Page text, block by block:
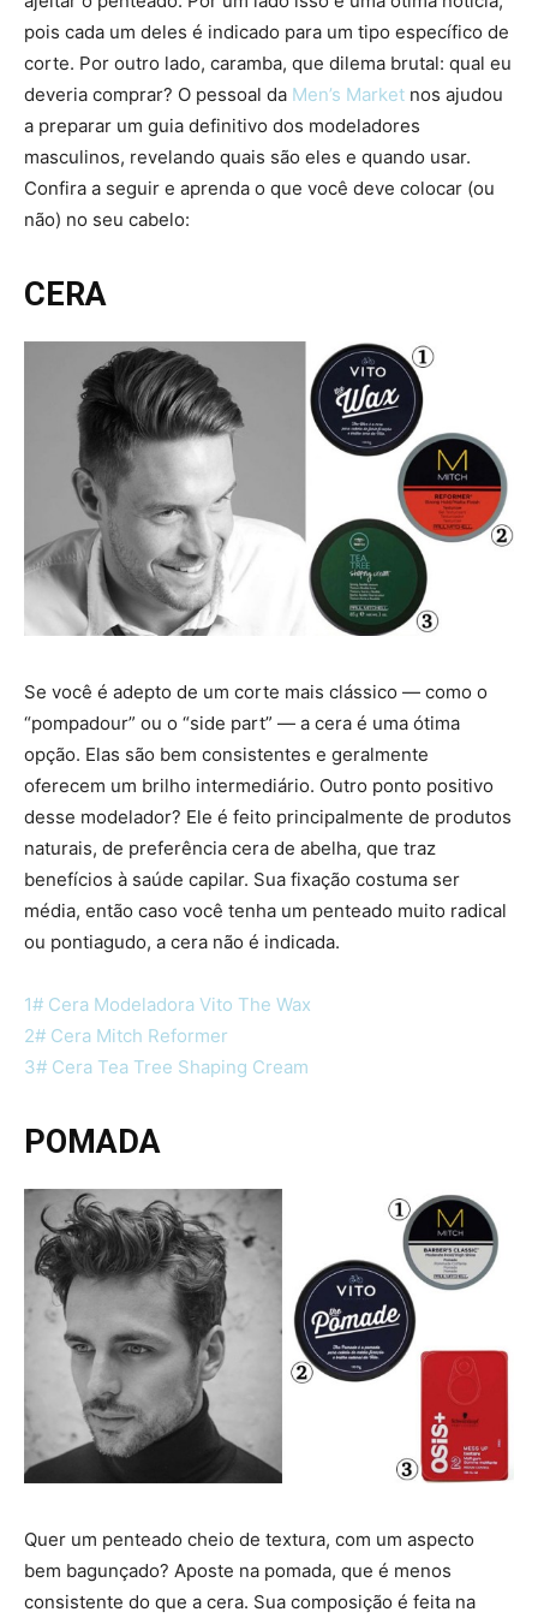
pois cada um deles é indicado para um tipo específico de
corte. Por outro lado, caramba, que dilema brutal: qual eu
deveria comprar? O pessoal da Men’s Market nos ajudou
a preparar um guia definitivo dos modeladores
masculinos, revelando quais são eles e quando usar.
Confira a seguir e aprenda o que você deve colocar (ou
não) no seu cabelo:
CERA
Se você é adepto de um corte mais clássico — como o
“pompadour” ou o “side part” — a cera é uma ótima
opção. Elas são bem consistentes e geralmente
oferecem um brilho intermediário. Outro ponto positivo
desse modelador? Ele é feito principalmente de produtos
naturais, de preferência cera de abelha, que traz
benefícios à saúde capilar. Sua fixação costuma ser
média, então caso você tenha um penteado muito radical
ou pontiagudo, a cera não é indicada.
1# Cera Modeladora Vito The Wax
2# Cera Mitch Reformer
3# Cera Tea Tree Shaping Cream
POMADA
Quer um penteado cheio de textura, com um aspecto
bem bagunçado? Aposte na pomada, que é menos
consistente do que a cera. Sua composição é feita na